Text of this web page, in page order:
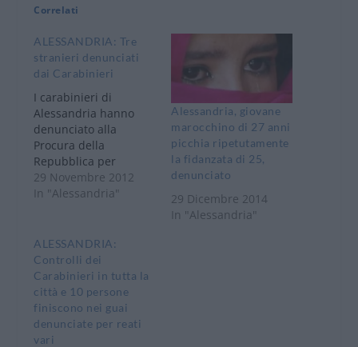
Correlati
ALESSANDRIA: Tre
stranieri denunciati
dai Carabinieri
I carabinieri di
Alessandria hanno
denunciato alla
Procura della
Repubblica per
violazione della
misura del divieto di
23 anni, pregiudicata,
cittadina romena, in
Italia senza fissa
dimora. La donna,
controllata dai militari
dell’Arma, è risultata
essere gravata dalla
29 Novembre 2012
In "Alessandria"
Alessandria, giovane
marocchino di 27 anni
picchia ripetutamente
la fidanzata di 25,
denunciato
29 Dicembre 2014
In "Alessandria"
ALESSANDRIA:
Controlli dei
Carabinieri in tutta la
città e 10 persone
finiscono nei guai
denunciate per reati
vari